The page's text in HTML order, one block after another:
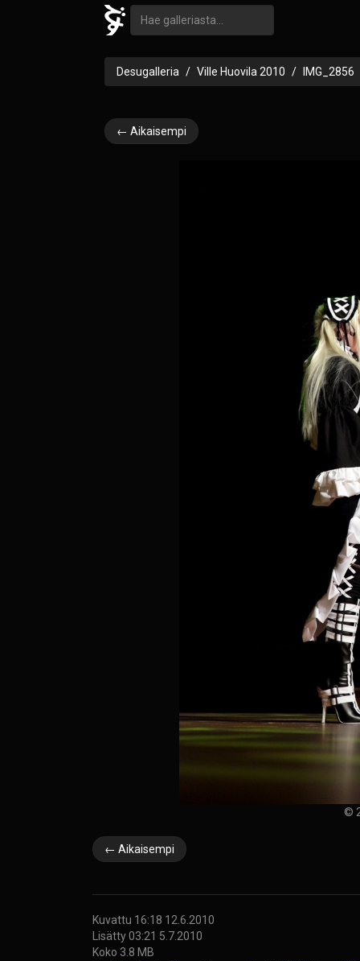
Desugalleria Ville Huovila 2010 IMG_2856
← Aikaisempi
©
← Aikaisempi
Kuvattu 16:18 12.6.2010
Lisätty 03:21 5.7.2010
Koko 3.8 MB